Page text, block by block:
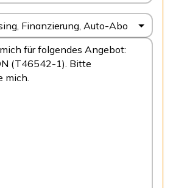
Finanzierung, Auto-Abo